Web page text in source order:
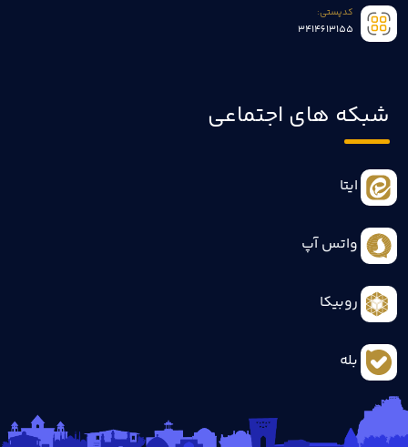
کدپستی:
3414613155
شبکه های اجتماعی
ایتا
واتس آپ
روبیکا
بله